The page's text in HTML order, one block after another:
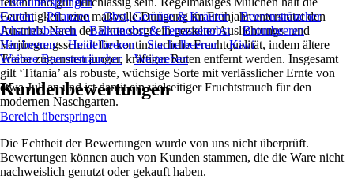
Feuchtigkeit, eine maßvolle Düngung im Frühjahr unterstützt den
Austrieb. Nach der Ernte sorgt ein gezielter Auslichtungs- und
Verjüngungsschnitt für kontinuierliche Fruchtqualität, indem ältere
Triebe zugunsten junger, kräftiger Ruten entfernt werden. Insgesamt
gilt ‘Titania’ als robuste, wüchsige Sorte mit verlässlicher Ernte von
etwa Juli an und ist damit ein vielseitiger Fruchtstrauch für den
modernen Naschgarten.
Garten
Pflanzen Obst, Gemüse & Kräuter
Beerensträucher
Johannisbeeren
Balkonobst & Terrassenobst
Brombeeren
Himbeeren
Heidelbeeren Stachelbeeren
Kiwi
Weitere Beerensträucher
Weinreben
Kundenbewertungen
Bereich überspringen
Die Echtheit der Bewertungen wurde von uns nicht überprüft.
Bewertungen können auch von Kunden stammen, die die Ware nicht
nachweislich genutzt oder gekauft haben.